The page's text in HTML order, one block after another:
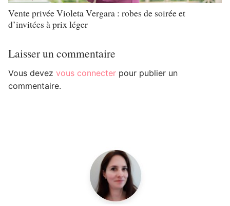
Vente privée Violeta Vergara : robes de soirée et
d’invitées à prix léger
Laisser un commentaire
Vous devez vous connecter pour publier un
commentaire.